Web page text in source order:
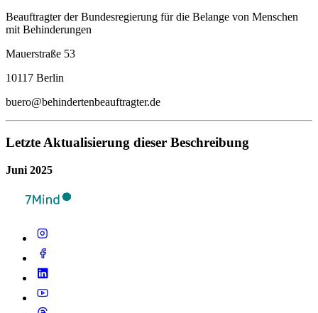
Beauftragter der Bundesregierung für die Belange von Menschen
mit Behinderungen
Mauerstraße 53
10117 Berlin
buero@behindertenbeauftragter.de
Letzte Aktualisierung dieser Beschreibung
Juni 2025